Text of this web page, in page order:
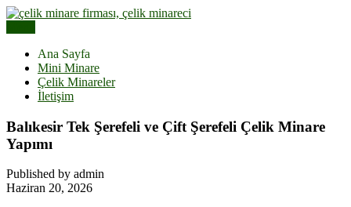
Skip
Çelik Minare | Çelik Minare
Yapımı
Ana Sayfa
Mini Minare
Çelik Minareler
İletişim
Balıkesir Tek Şerefeli ve Çift Şerefeli Çelik Minare
Yapımı
Published by admin
Haziran 20, 2026